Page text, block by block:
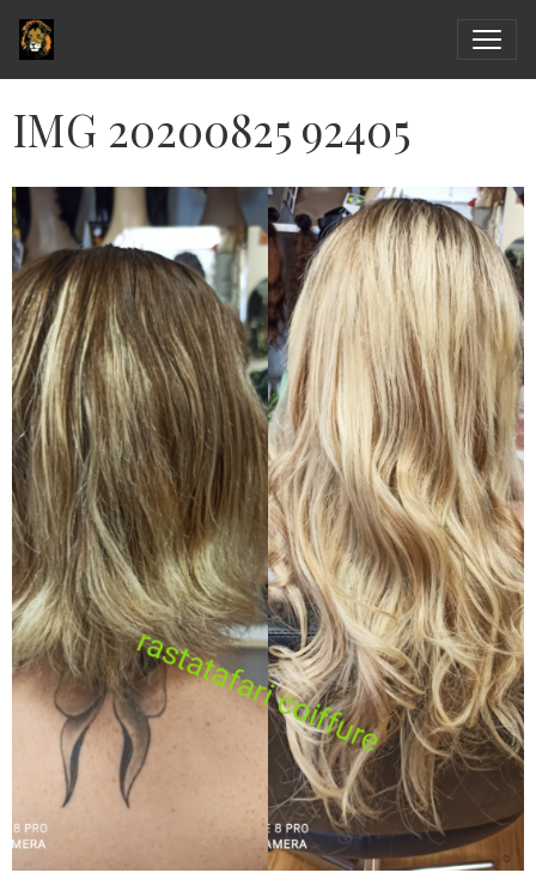
IMG 20200825 92405